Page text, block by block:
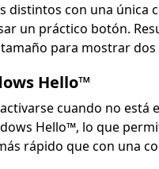
con una única
un práctico botón.
para mostrar
Hello™
cuando no está
Hello™, lo que
rápido que con una